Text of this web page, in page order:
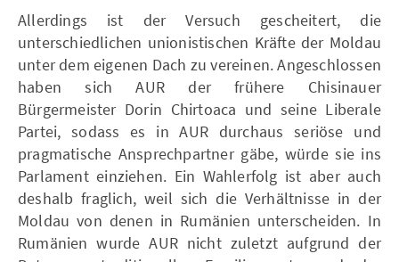
Allerdings ist der Versuch gescheitert, die
unterschiedlichen unionistischen Kräfte der Moldau
unter dem eigenen Dach zu vereinen. Angeschlossen
haben sich AUR der frühere Chisinauer
Bürgermeister Dorin Chirtoaca und seine Liberale
Partei, sodass es in AUR durchaus seriöse und
pragmatische Ansprechpartner gäbe, würde sie ins
Parlament einziehen. Ein Wahlerfolg ist aber auch
deshalb fraglich, weil sich die Verhältnisse in der
Moldau von denen in Rumänien unterscheiden. In
Rumänien wurde AUR nicht zuletzt aufgrund der